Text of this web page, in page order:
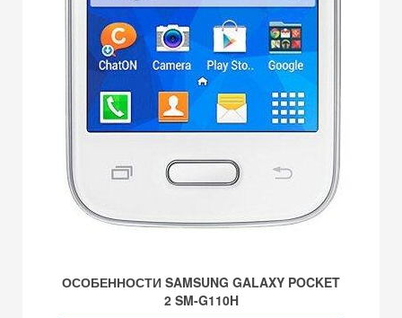
ОСОБЕННОСТИ SAMSUNG GALAXY POCKET
2 SM-G110H